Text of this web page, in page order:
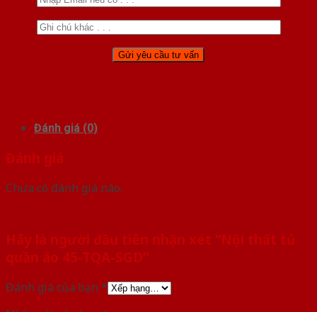
Đánh giá (0)
Đánh giá
Chưa có đánh giá nào.
Hãy là người đầu tiên nhận xét “Nội thất tủ
quần áo 45-TQA-SGD”
Đánh giá của bạn *